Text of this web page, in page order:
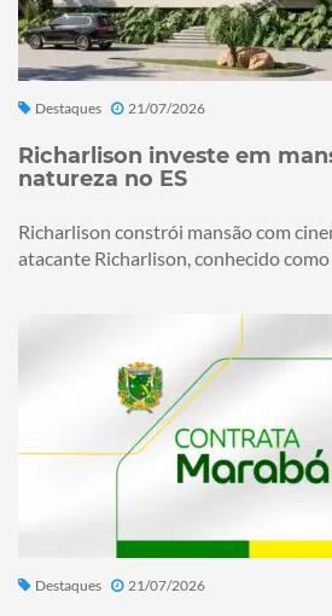
Destaques 21/07/2026
Richarlison investe em
natureza no ES
Richarlison constrói mansão com
atacante Richarlison, conhecido como
Destaques 21/07/2026